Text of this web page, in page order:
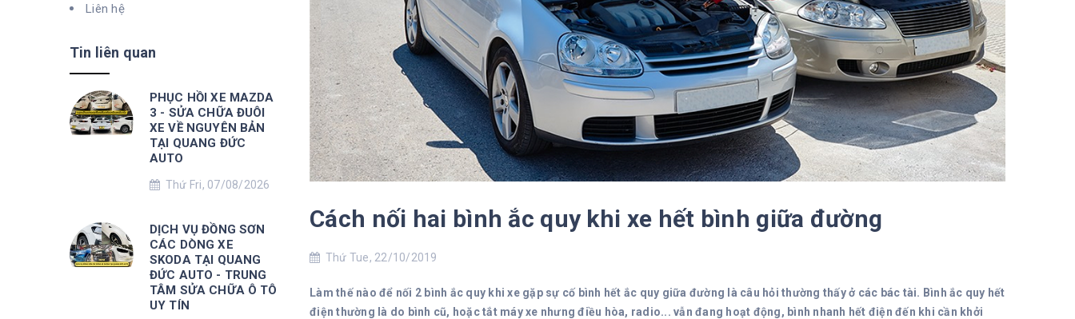
Cách nối hai bình ắc quy khi xe hết bình giữa đường
Thứ Tue, 22/10/2019
Làm thế nào để nối 2 bình ắc quy khi xe gặp sự cố bình hết ắc quy giữa đường là câu hỏi thường thấy ở các bác tài. Bình ắc quy hết
điện thường là do bình cũ, hoặc tắt máy xe nhưng điều hòa, radio... vẫn đang hoạt động, bình nhanh hết điện đến khi cần khởi
Liên hệ
Tin liên quan
PHỤC HỒI XE MAZDA
3 - SỬA CHỮA ĐUÔI
XE VỀ NGUYÊN BẢN
TẠI QUANG ĐỨC
AUTO
Thứ Fri, 07/08/2026
DỊCH VỤ ĐỒNG SƠN
CÁC DÒNG XE
SKODA TẠI QUANG
ĐỨC AUTO - TRUNG
TÂM SỬA CHỮA Ô TÔ
UY TÍN